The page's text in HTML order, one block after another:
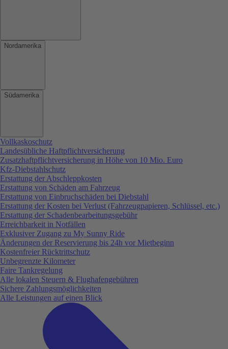
Nordamerika
Südamerika
Vollkaskoschutz
Landesübliche Haftpflichtversicherung
Zusatzhaftpflichtversicherung in Höhe von 10 Mio. Euro
Kfz-Diebstahlschutz
Erstattung der Abschleppkosten
Erstattung von Schäden am Fahrzeug
Erstattung von Einbruchschäden bei Diebstahl
Erstattung der Kosten bei Verlust (Fahrzeugpapieren, Schlüssel, etc.)
Erstattung der Schadenbearbeitungsgebühr
Erreichbarkeit in Notfällen
Exklusiver Zugang zu My Sunny Ride
Änderungen der Reservierung bis 24h vor Mietbeginn
Kostenfreier Rücktrittschutz
Unbegrenzte Kilometer
Faire Tankregelung
Alle lokalen Steuern & Flughafengebühren
Sichere Zahlungsmöglichkeiten
Alle Leistungen auf einen Blick